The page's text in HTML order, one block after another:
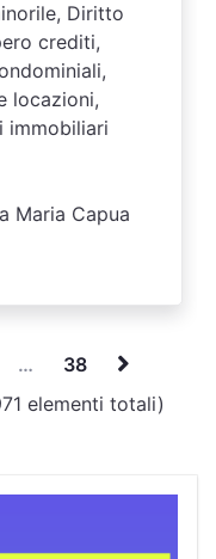
Diritto
crediti,
locazioni,
immobiliari
Maria Capua
…
38
elementi totali)